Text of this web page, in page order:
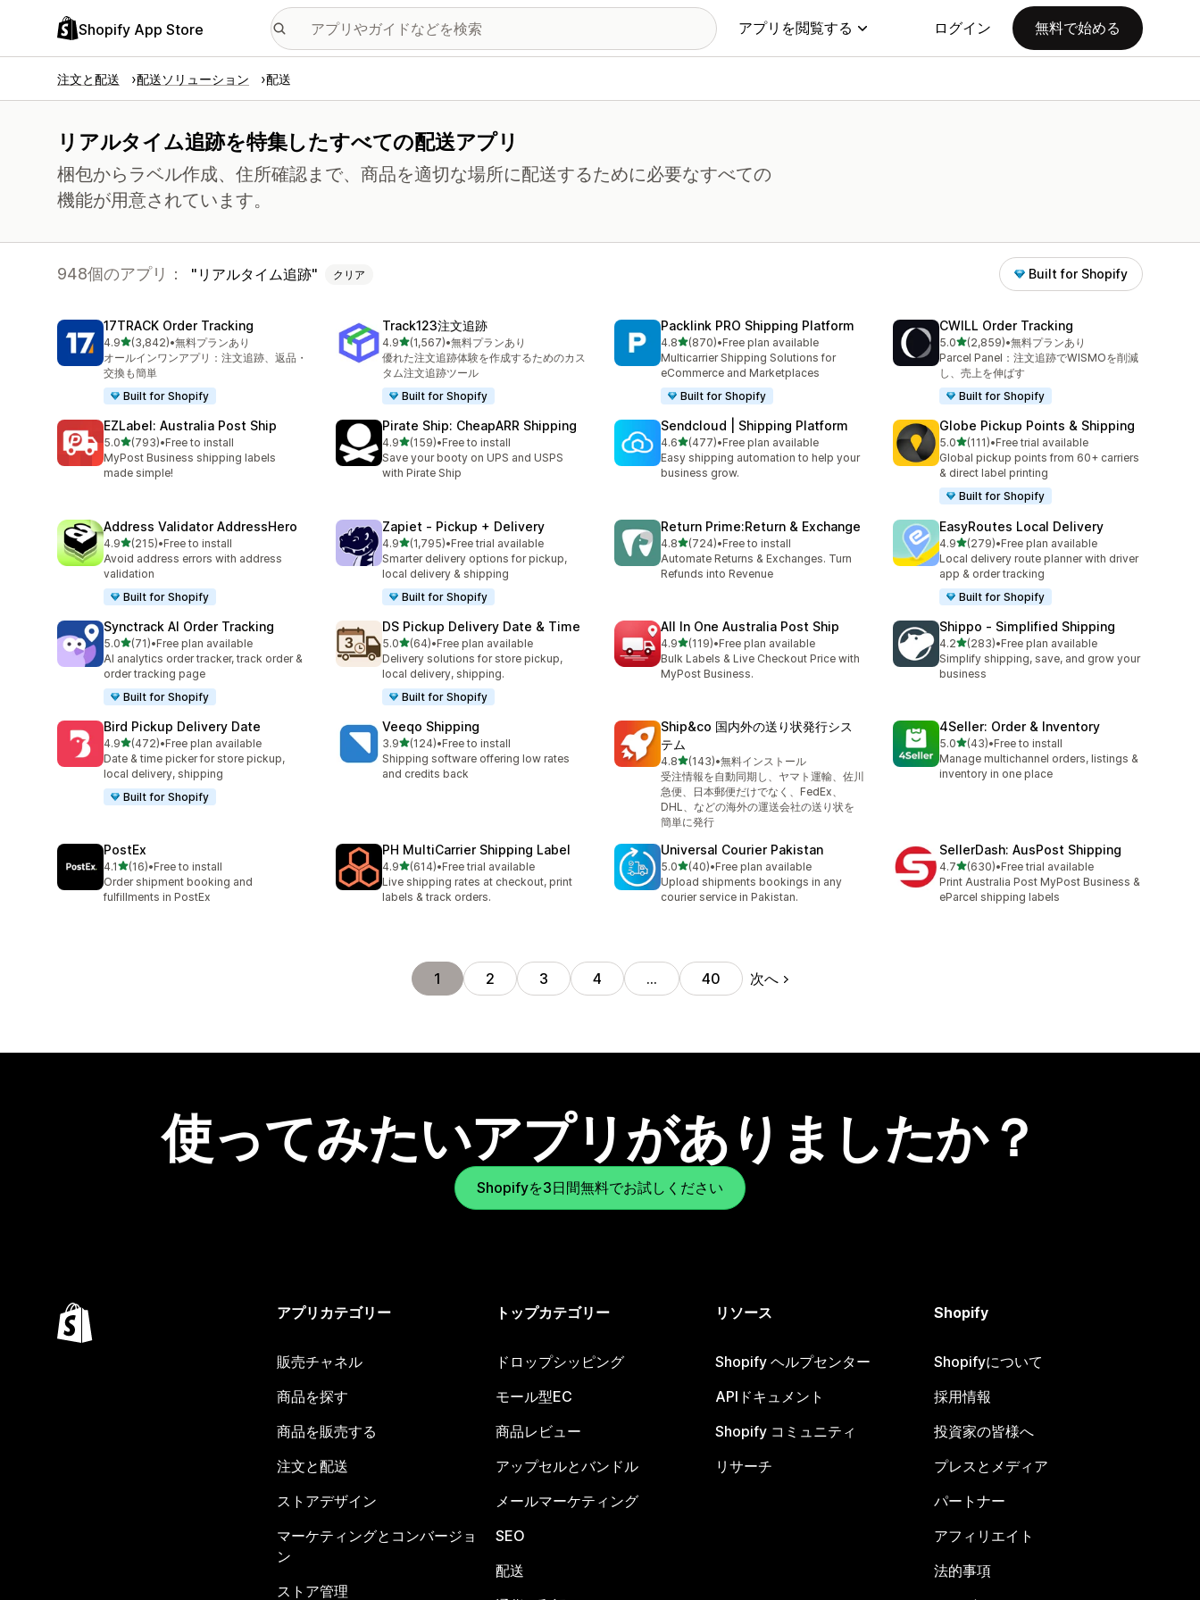
Shopify App Store アプリを閲覧する ログイン 無料で始める
注文と配送 配送ソリューション 配送
リアルタイム追跡を特集したすべての配送アプリ
梱包からラベル作成、住所確認まで、商品を適切な場所に配送するために必要なすべての
機能が用意されています。
948個のアプリ： リアルタイム追跡 クリア Built for Shopify
17TRACK Order Tracking
4.95つ星中
(3,842)
合計レビュー数：3842件
•無料プランあり
オールインワンアプリ：注文追跡、返品・
交換も簡単
Built for Shopify
Track123注文追跡
4.95つ星中
(1,567)
合計レビュー数：1567件
•無料プランあり
優れた注文追跡体験を作成するためのカス
タム注文追跡ツール
Built for Shopify
Packlink PRO Shipping Platform
4.85つ星中
(870)
合計レビュー数：870件
•Free plan available
Multicarrier Shipping Solutions for
eCommerce and Marketplaces
Built for Shopify
CWILL Order Tracking
5.05つ星中
(2,859)
合計レビュー数：2859件
•無料プランあり
Parcel Panel：注文追跡でWISMOを削減
し、売上を伸ばす
Built for Shopify
EZLabel: Australia Post Ship
5.05つ星中
(793)
合計レビュー数：793件
•Free to install
MyPost Business shipping labels
made simple!
Pirate Ship: CheapARR Shipping
4.95つ星中
(159)
合計レビュー数：159件
•Free to install
Save your booty on UPS and USPS
with Pirate Ship
Sendcloud | Shipping Platform
4.65つ星中
(477)
合計レビュー数：477件
•Free plan available
Easy shipping automation to help your
business grow.
Globe Pickup Points & Shipping
5.05つ星中
(111)
合計レビュー数：111件
•Free trial available
Global pickup points from 60+ carriers
& direct label printing
Built for Shopify
Address Validator AddressHero
4.95つ星中
(215)
合計レビュー数：215件
•Free to install
Avoid address errors with address
validation
Built for Shopify
Zapiet ‑ Pickup + Delivery
4.95つ星中
(1,795)
合計レビュー数：1795件
•Free trial available
Smarter delivery options for pickup,
local delivery & shipping
Built for Shopify
Return Prime:Return & Exchange
4.85つ星中
(724)
合計レビュー数：724件
•Free to install
Automate Returns & Exchanges. Turn
Refunds into Revenue
EasyRoutes Local Delivery
4.95つ星中
(279)
合計レビュー数：279件
•Free plan available
Local delivery route planner with driver
app & order tracking
Built for Shopify
Synctrack AI Order Tracking
5.05つ星中
(71)
合計レビュー数：71件
•Free plan available
AI analytics order tracker, track order &
order tracking page
Built for Shopify
DS Pickup Delivery Date & Time
5.05つ星中
(64)
合計レビュー数：64件
•Free plan available
Delivery solutions for store pickup,
local delivery, shipping.
Built for Shopify
All In One Australia Post Ship
4.95つ星中
(119)
合計レビュー数：119件
•Free plan available
Bulk Labels & Live Checkout Price with
MyPost Business.
Shippo ‑ Simplified Shipping
4.25つ星中
(283)
合計レビュー数：283件
•Free plan available
Simplify shipping, save, and grow your
business
Bird Pickup Delivery Date
4.95つ星中
(472)
合計レビュー数：472件
•Free plan available
Date & time picker for store pickup,
local delivery, shipping
Built for Shopify
Veeqo Shipping
3.95つ星中
(124)
合計レビュー数：124件
•Free to install
Shipping software offering low rates
and credits back
Ship&co 国内外の送り状発行シス
テム
4.85つ星中
(143)
合計レビュー数：143件
•無料インストール
受注情報を自動同期し、ヤマト運輸、佐川
急便、日本郵便だけでなく、FedEx、
DHL、などの海外の運送会社の送り状を
簡単に発行
4Seller: Order & Inventory
5.05つ星中
(43)
合計レビュー数：43件
•Free to install
Manage multichannel orders, listings &
inventory in one place
PostEx
4.15つ星中
(16)
合計レビュー数：16件
•Free to install
Order shipment booking and
fulfillments in PostEx
PH MultiCarrier Shipping Label
4.95つ星中
(614)
合計レビュー数：614件
•Free trial available
Live shipping rates at checkout, print
labels & track orders.
Universal Courier Pakistan
5.05つ星中
(40)
合計レビュー数：40件
•Free plan available
Upload shipments bookings in any
courier service in Pakistan.
SellerDash: AusPost Shipping
4.75つ星中
(630)
合計レビュー数：630件
•Free trial available
Print Australia Post MyPost Business &
eParcel shipping labels
1 2 3 4 … 40 次へ
使ってみたいアプリがありましたか？
Shopifyを3日間無料でお試しください
アプリカテゴリー
販売チャネル
商品を探す
商品を販売する
注文と配送
ストアデザイン
マーケティングとコンバージョ
ン
ストア管理
トップカテゴリー
ドロップシッピング
モール型EC
商品レビュー
アップセルとバンドル
メールマーケティング
SEO
配送
リソース
Shopify ヘルプセンター
APIドキュメント
Shopify コミュニティ
リサーチ
Shopify
Shopifyについて
採用情報
投資家の皆様へ
プレスとメディア
パートナー
アフィリエイト
法的事項